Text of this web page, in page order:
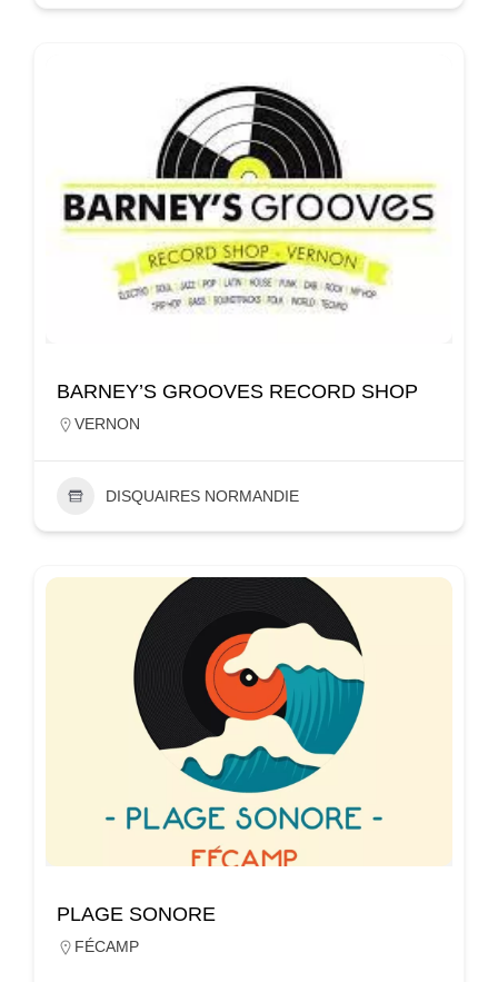
BARNEY’S GROOVES RECORD SHOP
VERNON
DISQUAIRES NORMANDIE
PLAGE SONORE
FÉCAMP